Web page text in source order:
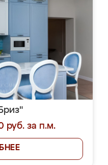
руб. за п.м.